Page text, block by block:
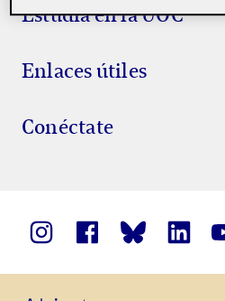
Estudia en la UOC
Enlaces útiles
Conéctate